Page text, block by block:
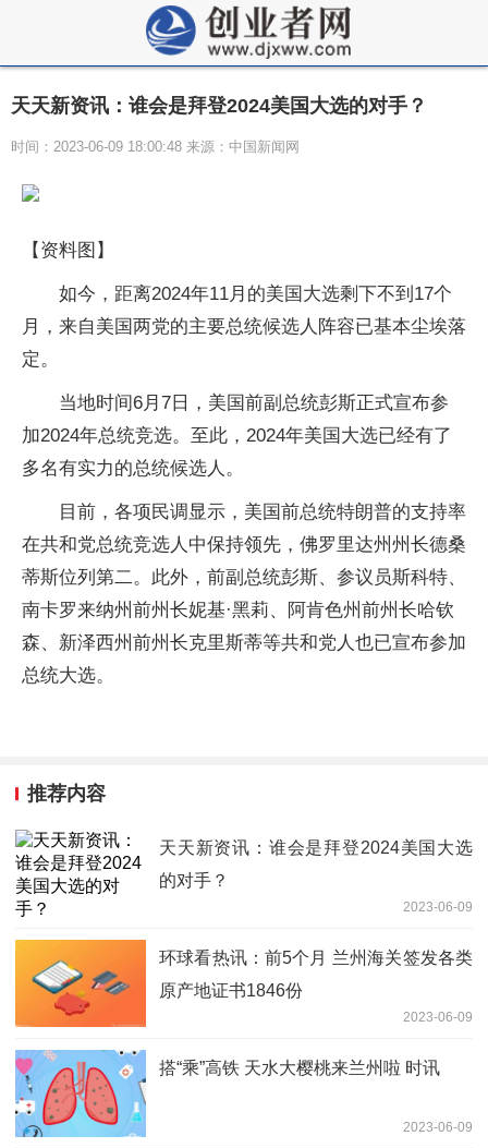
天天新资讯：谁会是拜登2024美国大选的对手？
时间：2023-06-09 18:00:48 来源：中国新闻网
【资料图】
如今，距离2024年11月的美国大选剩下不到17个
月，来自美国两党的主要总统候选人阵容已基本尘埃落
定。
当地时间6月7日，美国前副总统彭斯正式宣布参
加2024年总统竞选。至此，2024年美国大选已经有了
多名有实力的总统候选人。
目前，各项民调显示，美国前总统特朗普的支持率
在共和党总统竞选人中保持领先，佛罗里达州州长德桑
蒂斯位列第二。此外，前副总统彭斯、参议员斯科特、
南卡罗来纳州前州长妮基·黑莉、阿肯色州前州长哈钦
森、新泽西州前州长克里斯蒂等共和党人也已宣布参加
总统大选。
推荐内容
天天新资讯：谁会是拜登2024美国大选
的对手？
2023-06-09
环球看热讯：前5个月 兰州海关签发各类
原产地证书1846份
2023-06-09
搭“乘”高铁 天水大樱桃来兰州啦 时讯
2023-06-09